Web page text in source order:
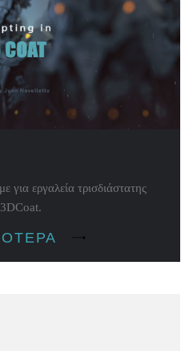
για εργαλεία τρισδιάστατης
3DCoat.